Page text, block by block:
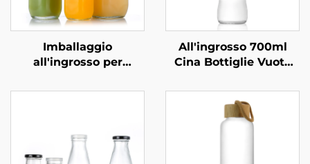
Imballaggio
all'ingrosso per
vetro quadrata da 300
All'ingrosso 700ml
Cina Bottiglie Vuote